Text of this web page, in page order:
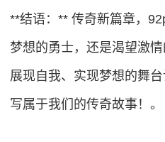
**结语：** 传奇新篇章，
梦想的勇士，还是渴望激
展现自我、实现梦想的舞
写属于我们的传奇故事！。